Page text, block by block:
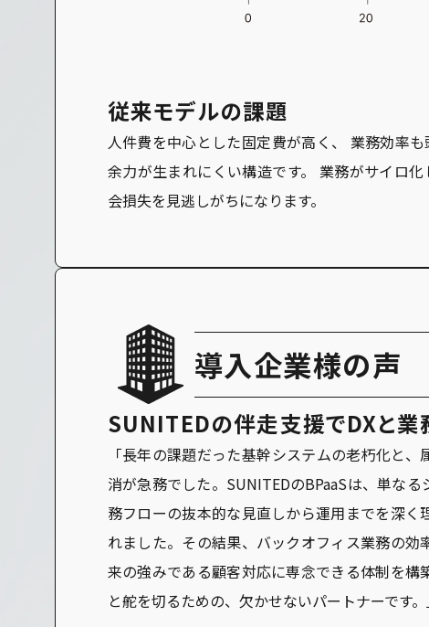
従来モデルの課題
人件費を中心とした固定費が高く、 業務効率
余力が生まれにくい構造です。 業務がサイロ
会損失を見逃しがちになります。
導入企業様の声
SUNITEDの伴走支援でDXと業
「長年の課題だった基幹システムの老朽化と
消が急務でした。SUNITEDのBPaaSは、単な
務フローの抜本的な見直しから運用までを深く
れました。その結果、バックオフィス業務の効
来の強みである顧客対応に専念できる体制を構
と舵を切るための、欠かせないパートナーです。